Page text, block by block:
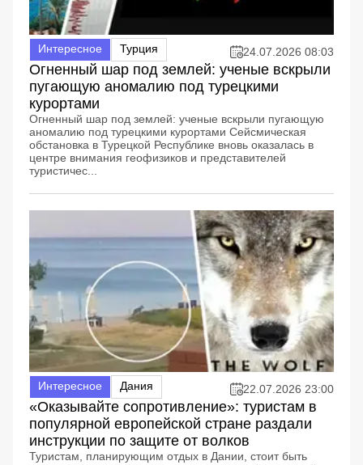
Интересное Турция 24.07.2026 08:03
Огненный шар под землей: ученые вскрыли
пугающую аномалию под турецкими
курортами
Огненный шар под землей: ученые вскрыли пугающую
аномалию под турецкими курортами Сейсмическая
обстановка в Турецкой Республике вновь оказалась в
центре внимания геофизиков и представителей
туристичес...
Интересное Дания 22.07.2026 23:00
«Оказывайте сопротивление»: туристам в
популярной европейской стране раздали
инструкции по защите от волков
Туристам, планирующим отдых в Дании, стоит быть